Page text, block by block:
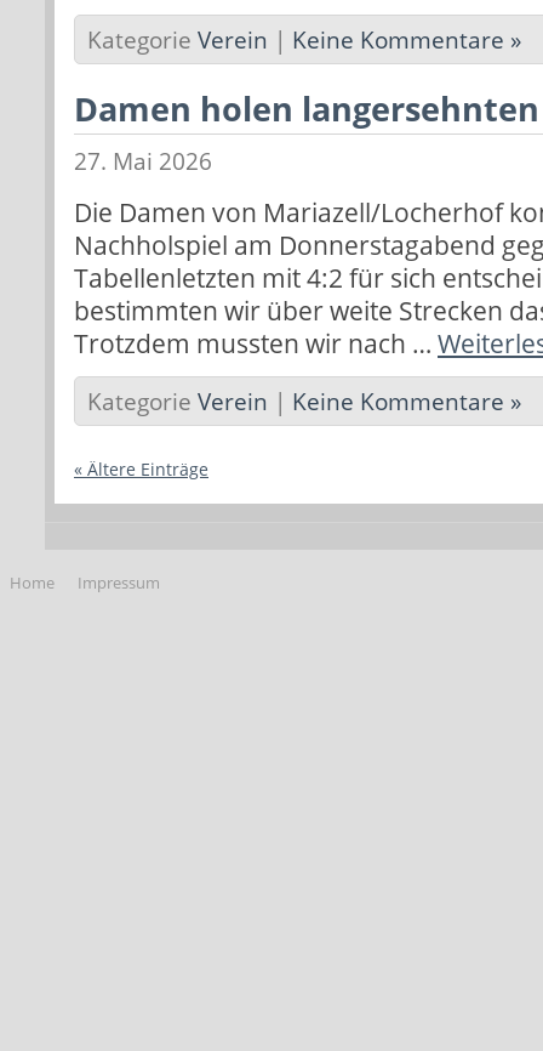
Kategorie Verein | Keine Kommentare »
Damen holen
27. Mai 2026
Die Damen von Mariazell/Locherhof
Nachholspiel am Donnerstagabend
Tabellenletzten mit 4:2 für sich
bestimmten wir über weite Strecken
Trotzdem mussten wir nach …
Kategorie Verein | Keine Kommentare »
« Ältere Einträge
Home Impressum